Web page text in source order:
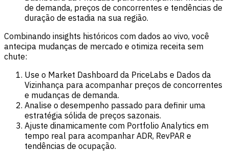
de demanda, preços de concorrentes e tendências de
duração de estadia na sua região.
Combinando insights históricos com dados ao vivo, você
antecipa mudanças de mercado e otimiza receita sem
chute:
Use o Market Dashboard da PriceLabs e Dados da
Vizinhança para acompanhar preços de concorrentes
e mudanças de demanda.
Analise o desempenho passado para definir uma
estratégia sólida de preços sazonais.
Ajuste dinamicamente com Portfolio Analytics em
tempo real para acompanhar ADR, RevPAR e
tendências de ocupação.